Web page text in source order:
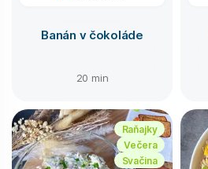
Banán v čokoláde
20 min
Raňajky
Večera
Svačina